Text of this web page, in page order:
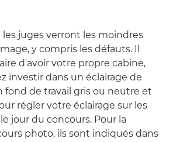
juges verront les moindres
y compris les défauts. Il
d'avoir votre propre cabine,
investir dans un éclairage de
fond de travail gris ou neutre et
régler votre éclairage sur les
jour du concours. Pour la
photo, ils sont indiqués dans